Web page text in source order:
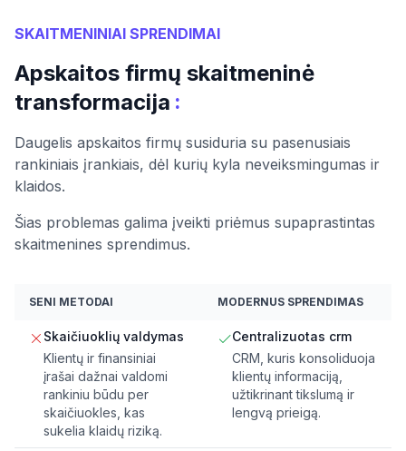
SKAITMENINIAI SPRENDIMAI
Apskaitos firmų skaitmeninė
transformacija :
Daugelis apskaitos firmų susiduria su pasenusiais
rankiniais įrankiais, dėl kurių kyla neveiksmingumas ir
klaidos.
Šias problemas galima įveikti priėmus supaprastintas
skaitmenines sprendimus.
SENI METODAI MODERNUS SPRENDIMAS
Skaičiuoklių valdymas
Klientų ir finansiniai
įrašai dažnai valdomi
rankiniu būdu per
skaičiuokles, kas
sukelia klaidų riziką.
Centralizuotas crm
CRM, kuris konsoliduoja
klientų informaciją,
užtikrinant tikslumą ir
lengvą prieigą.